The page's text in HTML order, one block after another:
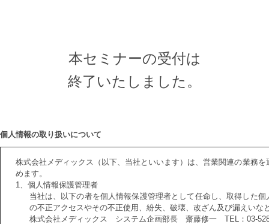
本セミナーの受付は
終了いたしました。
個人情報の取り扱いについて
株式会社メディックス（以下、当社といいます）は、営業関連の業務
めます。
1、個人情報保護管理者
当社は、以下の者を個人情報保護管理者として任命し、取得した
の不正アクセスやその不正使用、紛失、破壊、改ざん及び漏えいな
株式会社メディックス システム企画部長 齋藤修一 TEL：03-